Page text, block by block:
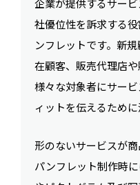
企業が提供するサー
社優位性を訴求する
ンフレットです。新
在顧客、販売代理店や
様々な対象者にサー
ィットを伝えるために
形のないサービスが
パンフレット制作時